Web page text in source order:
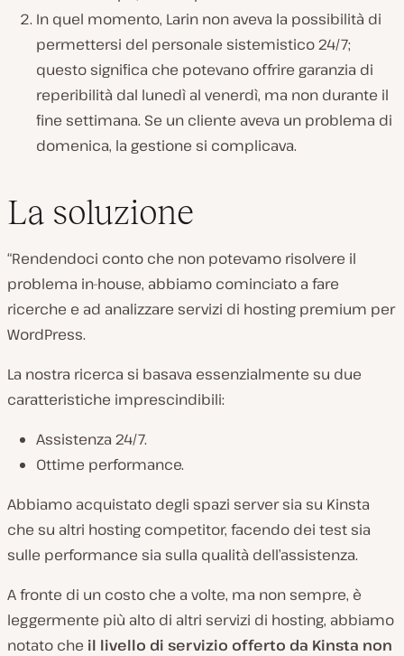
In quel momento, Larin non aveva la possibilità di
permettersi del personale sistemistico 24/7;
questo significa che potevano offrire garanzia di
reperibilità dal lunedì al venerdì, ma non durante il
fine settimana. Se un cliente aveva un problema di
domenica, la gestione si complicava.
La soluzione
“Rendendoci conto che non potevamo risolvere il
problema in-house, abbiamo cominciato a fare
ricerche e ad analizzare servizi di hosting premium per
WordPress.
La nostra ricerca si basava essenzialmente su due
caratteristiche imprescindibili:
Assistenza 24/7.
Ottime performance.
Abbiamo acquistato degli spazi server sia su Kinsta
che su altri hosting competitor, facendo dei test sia
sulle performance sia sulla qualità dell’assistenza.
A fronte di un costo che a volte, ma non sempre, è
leggermente più alto di altri servizi di hosting, abbiamo
notato che il livello di servizio offerto da Kinsta non